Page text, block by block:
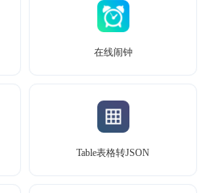
在线闹钟
Table表格转JSON